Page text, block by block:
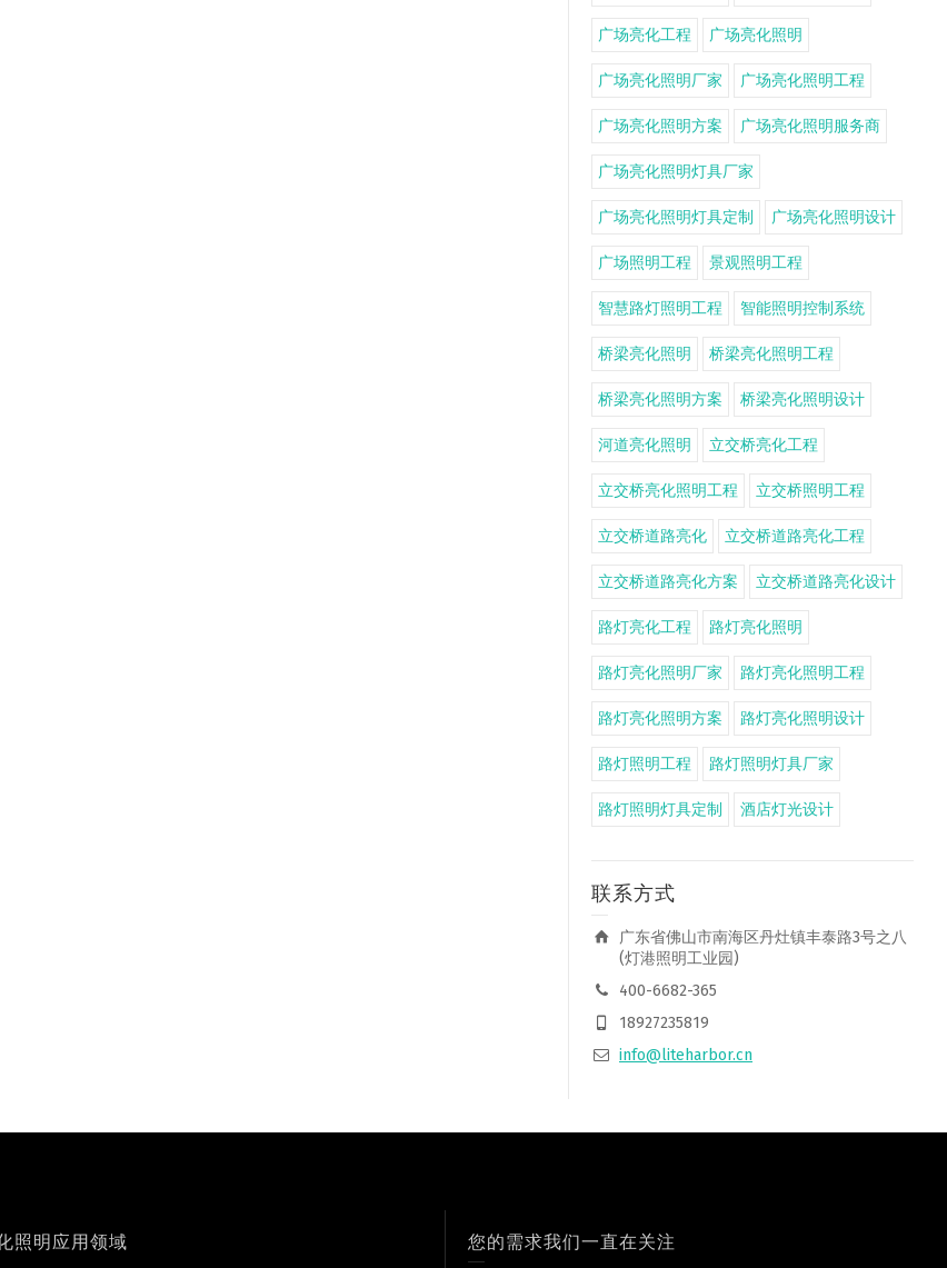
广场亮化工程 广场亮化照明
广场亮化照明厂家 广场亮化照明工程
广场亮化照明方案 广场亮化照明服务商
广场亮化照明灯具厂家
广场亮化照明灯具定制 广场亮化照明设计
广场照明工程 景观照明工程
智慧路灯照明工程 智能照明控制系统
桥梁亮化照明 桥梁亮化照明工程
桥梁亮化照明方案 桥梁亮化照明设计
河道亮化照明 立交桥亮化工程
立交桥亮化照明工程 立交桥照明工程
立交桥道路亮化 立交桥道路亮化工程
立交桥道路亮化方案 立交桥道路亮化设计
路灯亮化工程 路灯亮化照明
路灯亮化照明厂家 路灯亮化照明工程
路灯亮化照明方案 路灯亮化照明设计
路灯照明工程 路灯照明灯具厂家
路灯照明灯具定制 酒店灯光设计
联系方式
广东省佛山市南海区丹灶镇丰泰路3号之八
(灯港照明工业园)
400-6682-365
18927235819
info@liteharbor.cn
照明应用领域 您的需求我们一直在关注